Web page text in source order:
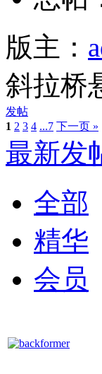
版主：
斜拉桥
发帖
1 2 3 4 ...7 下一页 »
最新发
全部
精华
会员